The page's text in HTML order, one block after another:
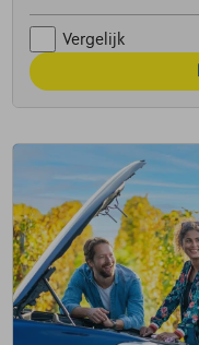
Vergelijk